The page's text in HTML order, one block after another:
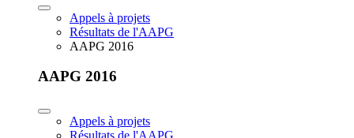
Appels à projets
Résultats de l'AAPG
AAPG 2016
AAPG 2016
Appels à projets